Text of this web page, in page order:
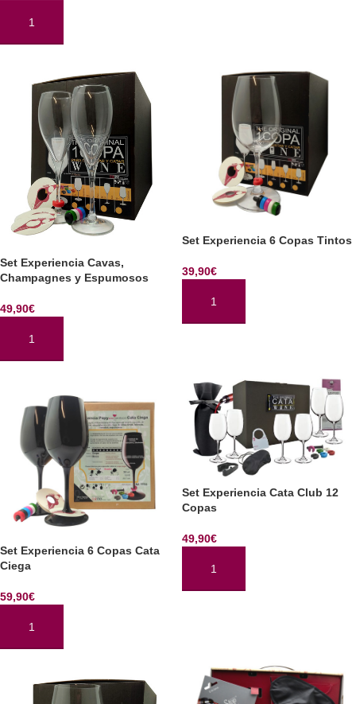
AÑADIR AL CARRITO
Set Experiencia Cavas,
Champagnes y Espumosos
49,90€
AÑADIR AL CARRITO
Set Experiencia 6 Copas Tintos
39,90€
AÑADIR AL CARRITO
Set Experiencia 6 Copas Cata
Ciega
59,90€
AÑADIR AL CARRITO
Set Experiencia Cata Club 12
Copas
49,90€
AÑADIR AL CARRITO